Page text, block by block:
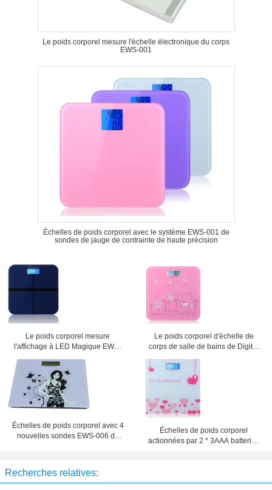
Le poids corporel mesure l'échelle électronique du corps
EWS-001
Échelles de poids corporel avec le système EWS-001 de
sondes de jauge de contrainte de haute précision
Le poids corporel mesure
l'affichage à LED Magique EWS-
Le poids corporel d'échelle de
corps de salle de bains de Digital
mesure EWS-004
Échelles de poids corporel avec 4
nouvelles sondes EWS-006 de
Échelles de poids corporel
actionnées par 2 * 3AAA batteries
Recherches relatives: